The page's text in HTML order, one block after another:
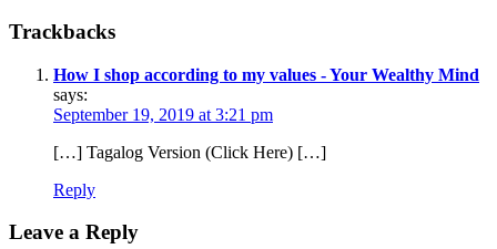
Trackbacks
How I shop according to my values - Your Wealthy Mind
says:
September 19, 2019 at 3:21 pm
[…] Tagalog Version (Click Here) […]
Reply
Leave a Reply